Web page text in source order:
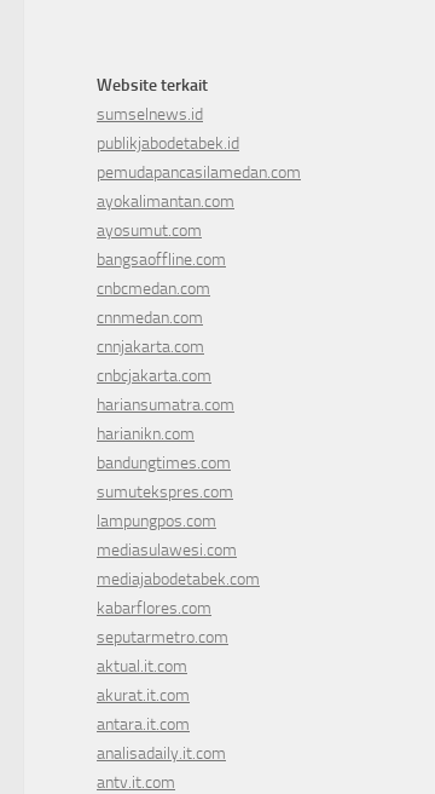
Website terkait
sumselnews.id
publikjabodetabek.id
pemudapancasilamedan.com
ayokalimantan.com
ayosumut.com
bangsaoffline.com
cnbcmedan.com
cnnmedan.com
cnnjakarta.com
cnbcjakarta.com
hariansumatra.com
harianikn.com
bandungtimes.com
sumutekspres.com
lampungpos.com
mediasulawesi.com
mediajabodetabek.com
kabarflores.com
seputarmetro.com
aktual.it.com
akurat.it.com
antara.it.com
analisadaily.it.com
antv.it.com